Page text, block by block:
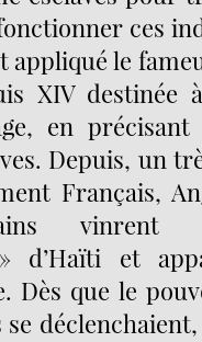
ces
appliqué le
XIV destinée
en
Depuis, un
Français,
vinrent
d’Haïti et
Dès que le